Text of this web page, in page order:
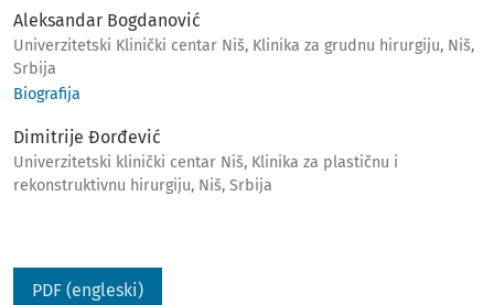
Aleksandar Bogdanović
Univerzitetski Klinički centar Niš, Klinika za grudnu hirurgiju, Niš,
Srbija
Biografija
Dimitrije Đorđević
Univerzitetski klinički centar Niš, Klinika za plastičnu i
rekonstruktivnu hirurgiju, Niš, Srbija
PDF (engleski)